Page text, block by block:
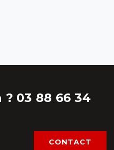
03 88 66 34
CONTACT